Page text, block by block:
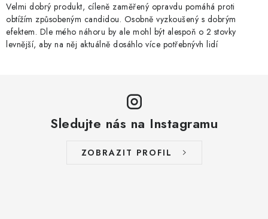
Velmi dobrý produkt, cíleně zaměřený opravdu pomáhá proti
obtížím způsobeným candidou. Osobně vyzkoušený s dobrým
efektem. Dle mého náhoru by ale mohl být alespoň o 2 stovky
levnější, aby na něj aktuálně dosáhlo více potřebnývh lidí
Sledujte nás na Instagramu
ZOBRAZIT PROFIL